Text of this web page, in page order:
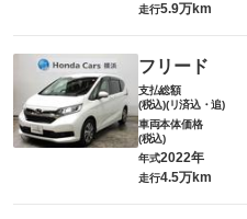
走行5.9万km
フリード
支払総額
(税込)(リ済込・追)
車両本体価格
(税込)
年式2022年
走行4.5万km